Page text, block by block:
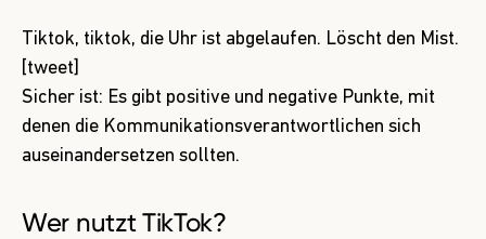
Tiktok, tiktok, die Uhr ist abgelaufen. Löscht den Mist.
[tweet]
Sicher ist: Es gibt positive und negative Punkte, mit
denen die Kommunikationsverantwortlichen sich
auseinandersetzen sollten.
Wer nutzt TikTok?